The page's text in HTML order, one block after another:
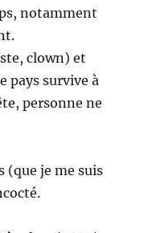
notamment
clown) et
pays survive à
personne ne
(que je me suis